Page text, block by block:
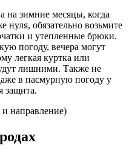
на зимние месяцы, когда
нуля, обязательно возьмите
и утепленные брюки.
погоду, вечера могут
легкая куртка или
лишними. Также не
в пасмурную погоду у
защита.
и направление)